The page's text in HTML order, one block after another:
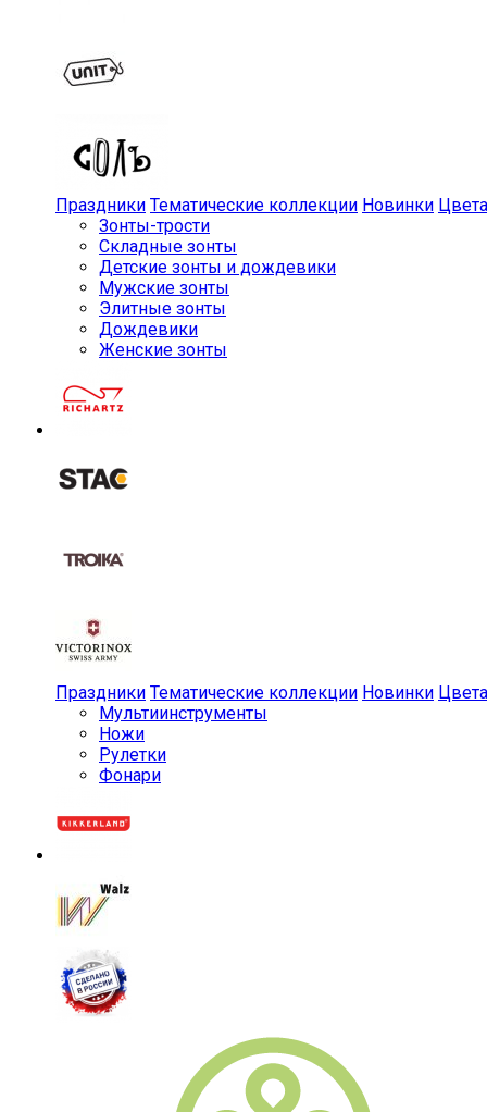
Праздники Тематические коллекции Новинки Цвета
Зонты-трости
Складные зонты
Детские зонты и дождевики
Мужские зонты
Элитные зонты
Дождевики
Женские зонты
Праздники Тематические коллекции Новинки Цвета
Мульти­инструменты
Ножи
Рулетки
Фонари